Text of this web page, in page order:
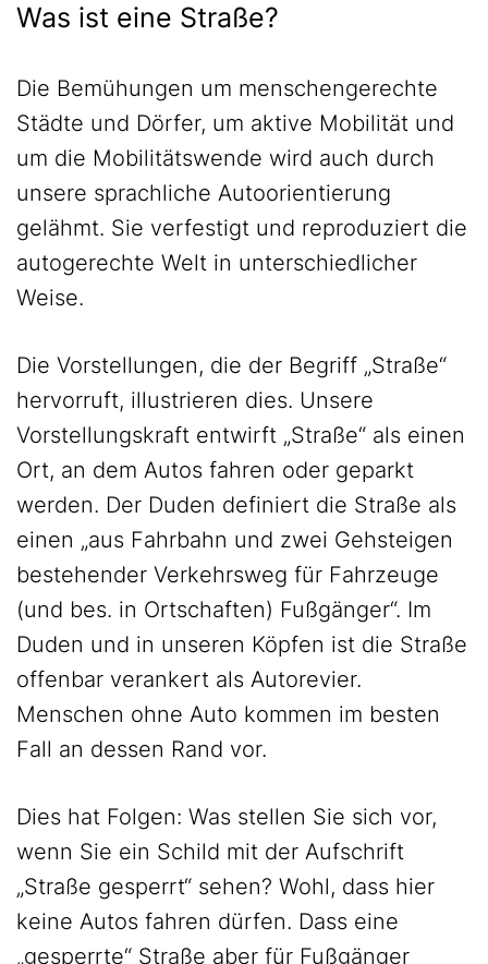
Was ist eine Straße?
Die Bemühungen um menschengerechte
Städte und Dörfer, um aktive Mobilität und
um die Mobilitätswende wird auch durch
unsere sprachliche Autoorientierung
gelähmt. Sie verfestigt und reproduziert die
autogerechte Welt in unterschiedlicher
Weise.
Die Vorstellungen, die der Begriff „Straße“
hervorruft, illustrieren dies. Unsere
Vorstellungskraft entwirft „Straße“ als einen
Ort, an dem Autos fahren oder geparkt
werden. Der Duden definiert die Straße als
einen „aus Fahrbahn und zwei Gehsteigen
bestehender Verkehrsweg für Fahrzeuge
(und bes. in Ortschaften) Fußgänger“. Im
Duden und in unseren Köpfen ist die Straße
offenbar verankert als Autorevier.
Menschen ohne Auto kommen im besten
Fall an dessen Rand vor.
Dies hat Folgen: Was stellen Sie sich vor,
wenn Sie ein Schild mit der Aufschrift
„Straße gesperrt“ sehen? Wohl, dass hier
keine Autos fahren dürfen. Dass eine
„gesperrte“ Straße aber für Fußgänger